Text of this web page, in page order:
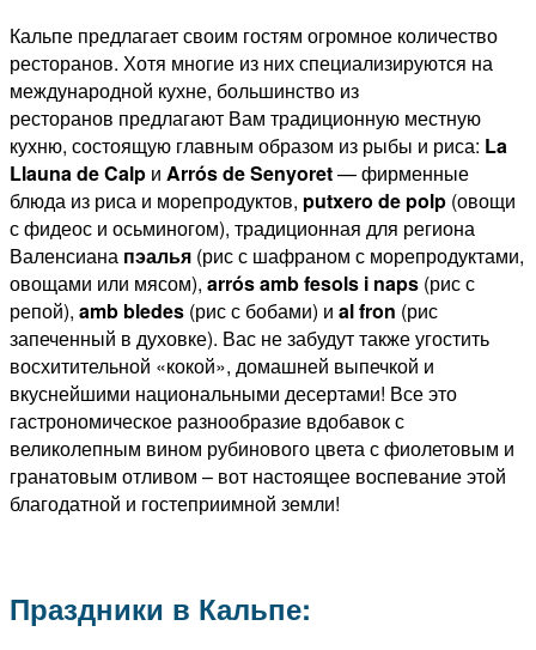
Кальпе предлагает своим гостям огромное количество
ресторанов. Хотя многие из них специализируются на
международной кухне, большинство из
ресторанов предлагают Вам традиционную местную
кухню, состоящую главным образом из рыбы и риса: La
Llauna de Calp и Arrós de Senyoret— фирменные
блюда из риса и морепродуктов, putxero de polp (овощи
с фидеос и осьминогом), традиционная для региона
Валенсиана пэалья (рис с шафраном с морепродуктами,
овощами или мясом), arrós amb fesols i naps (рис с
репой), amb bledes (рис с бобами) и al fron (рис
запеченный в духовке). Вас не забудут также угостить
восхитительной «кокой», домашней выпечкой и
вкуснейшими национальными десертами! Все это
гастрономическое разнообразие вдобавок с
великолепным вином рубинового цвета с фиолетовым и
гранатовым отливом – вот настоящее воспевание этой
благодатной и гостеприимной земли!
Праздники в Кальпе: